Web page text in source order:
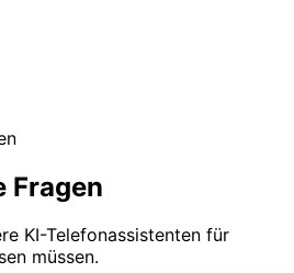
Fragen
KI-Telefonassistenten für
müssen.